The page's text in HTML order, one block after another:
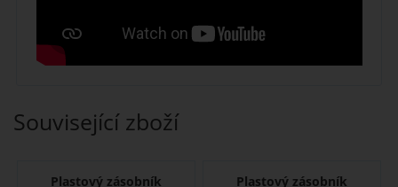
Související zboží
Plastový zásobník Plastový zásobník